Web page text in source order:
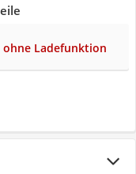
ohne Ladefunktion